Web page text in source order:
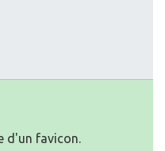
d'un favicon.